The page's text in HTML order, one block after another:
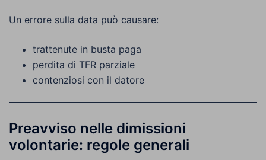
Un errore sulla data può causare:
trattenute in busta paga
perdita di TFR parziale
contenziosi con il datore
Preavviso nelle dimissioni
volontarie: regole generali